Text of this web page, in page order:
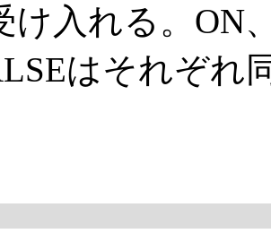
け入れる。ON
はそれぞれ